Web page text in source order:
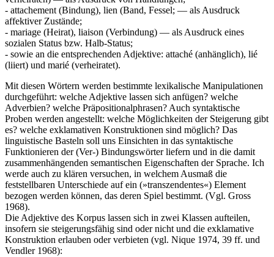
- attachement (Bindung), lien (Band, Fessel; — als Ausdruck
affektiver Zustände;
- mariage (Heirat), liaison (Verbindung) — als Ausdruck eines
sozialen Status bzw. Halb-Status;
- sowie an die entsprechenden Adjektive: attaché (anhänglich), lié
(liiert) und marié (verheiratet).
Mit diesen Wörtern werden bestimmte lexikalische Manipulationen
durchgeführt: welche Adjektive lassen sich anfügen? welche
Adverbien? welche Präpositionalphrasen? Auch syntaktische
Proben werden angestellt: welche Möglichkeiten der Steigerung gibt
es? welche exklamativen Konstruktionen sind möglich? Das
linguistische Basteln soll uns Einsichten in das syntaktische
Funktionieren der (Ver-) Bindungswörter liefern und in die damit
zusammenhängenden semantischen Eigenschaften der Sprache. Ich
werde auch zu klären versuchen, in welchem Ausmaß die
feststellbaren Unterschiede auf ein (»transzendentes«) Element
bezogen werden können, das deren Spiel bestimmt. (Vgl. Gross
1968).
Die Adjektive des Korpus lassen sich in zwei Klassen aufteilen,
insofern sie steigerungsfähig sind oder nicht und die exklamative
Konstruktion erlauben oder verbieten (vgl. Nique 1974, 39 ff. und
Vendler 1968):